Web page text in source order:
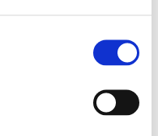
Gennaro Iadicicco.
suggeriti nella